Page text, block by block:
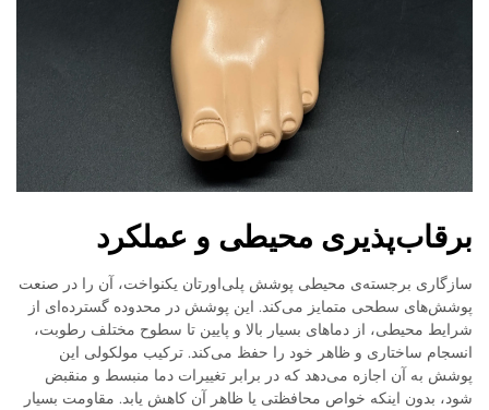
برقاب‌پذیری محیطی و عملکرد
سازگاری برجسته‌ی محیطی پوشش پلی‌اورتان یکنواخت، آن را در صنعت
پوشش‌های سطحی متمایز می‌کند. این پوشش در محدوده گسترده‌ای از
شرایط محیطی، از دماهای بسیار بالا و پایین تا سطوح مختلف رطوبت،
انسجام ساختاری و ظاهر خود را حفظ می‌کند. ترکیب مولکولی این
پوشش به آن اجازه می‌دهد که در برابر تغییرات دما منبسط و منقبض
شود، بدون اینکه خواص محافظتی یا ظاهر آن کاهش یابد. مقاومت بسیار